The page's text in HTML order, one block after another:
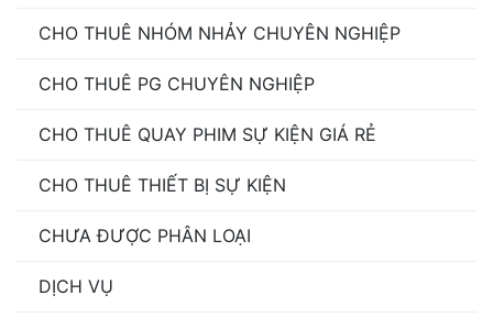
CHO THUÊ NHÓM NHẢY CHUYÊN NGHIỆP
CHO THUÊ PG CHUYÊN NGHIỆP
CHO THUÊ QUAY PHIM SỰ KIỆN GIÁ RẺ
CHO THUÊ THIẾT BỊ SỰ KIỆN
CHƯA ĐƯỢC PHÂN LOẠI
DỊCH VỤ